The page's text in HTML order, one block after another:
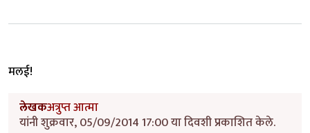
मलई!
लेखकअत्रुप्त आत्मा
यांनी शुक्रवार, 05/09/2014 17:00 या दिवशी प्रकाशित केले.